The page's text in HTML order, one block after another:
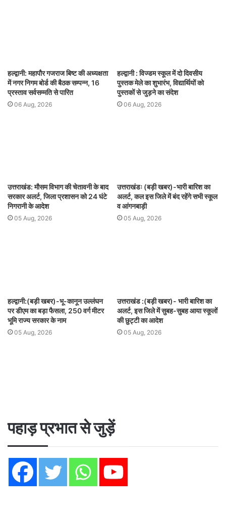
हल्द्वानी: महापौर गजराज बिष्ट की अध्यक्षता
में नगर निगम बोर्ड की बैठक सम्पन्न, 16
प्रस्ताव सर्वसम्मति से पारित
06 Aug, 2026
हल्द्वानी : विज्डम स्कूल में दो दिवसीय
पुस्तक मेले का शुभारंभ, विद्यार्थियों को
पुस्तकों से जुड़ने का संदेश
06 Aug, 2026
उत्तराखंड: मौसम विभाग की चेतावनी के बाद
सरकार अलर्ट, जिला प्रशासन को 24 घंटे
निगरानी के आदेश
05 Aug, 2026
उत्तराखंडः (बड़ी खबर)-भारी बारिश का
अलर्ट, कल इस जिले में बंद रहेंगे सभी स्कूल
व आंगनबाड़ी
05 Aug, 2026
हल्द्वानी:(बड़ी खबर)-भू-कानून उल्लंघन
पर डीएम का बड़ा फैसला, 250 वर्ग मीटर
भूमि राज्य सरकार के नाम
05 Aug, 2026
उत्तराखंड :(बड़ी खबर)- भारी बारिश का
अलर्ट, इस जिले में सुबह-सुबह आया स्कूलों
की छुट्टी का आदेश
05 Aug, 2026
पहाड़ प्रभात से जुड़ें